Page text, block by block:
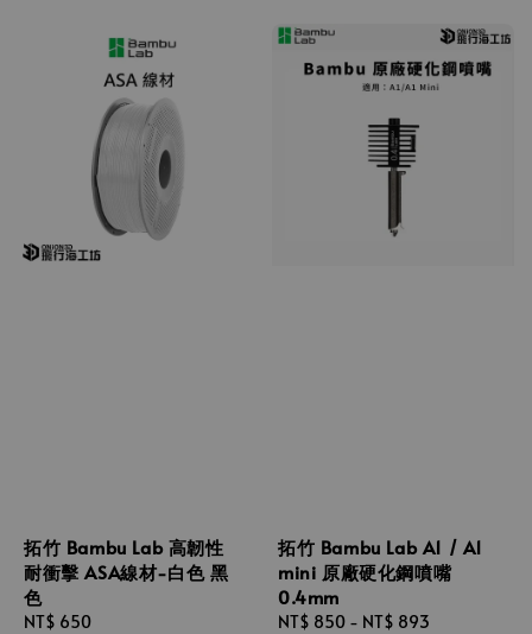
拓竹 Bambu Lab 高韌性
耐衝擊 ASA線材-白色 黑
色
Regular
NT$ 650
拓竹 Bambu Lab A1 / A1
mini 原廠硬化鋼噴嘴
0.4mm
Regular
NT$ 850 - NT$ 893